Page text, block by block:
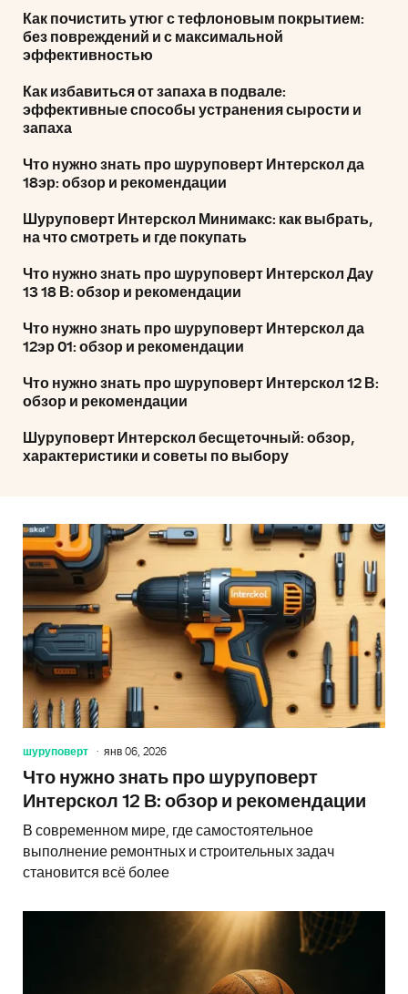
Как почистить утюг с тефлоновым покрытием:
без повреждений и с максимальной
эффективностью
Как избавиться от запаха в подвале:
эффективные способы устранения сырости и
запаха
Что нужно знать про шуруповерт Интерскол да
18эр: обзор и рекомендации
Шуруповерт Интерскол Минимакс: как выбрать,
на что смотреть и где покупать
Что нужно знать про шуруповерт Интерскол Дау
13 18 В: обзор и рекомендации
Что нужно знать про шуруповерт Интерскол да
12эр 01: обзор и рекомендации
Что нужно знать про шуруповерт Интерскол 12 В:
обзор и рекомендации
Шуруповерт Интерскол бесщеточный: обзор,
характеристики и советы по выбору
шуруповерт янв 06, 2026
Что нужно знать про шуруповерт
Интерскол 12 В: обзор и рекомендации
В современном мире, где самостоятельное
выполнение ремонтных и строительных задач
становится всё более